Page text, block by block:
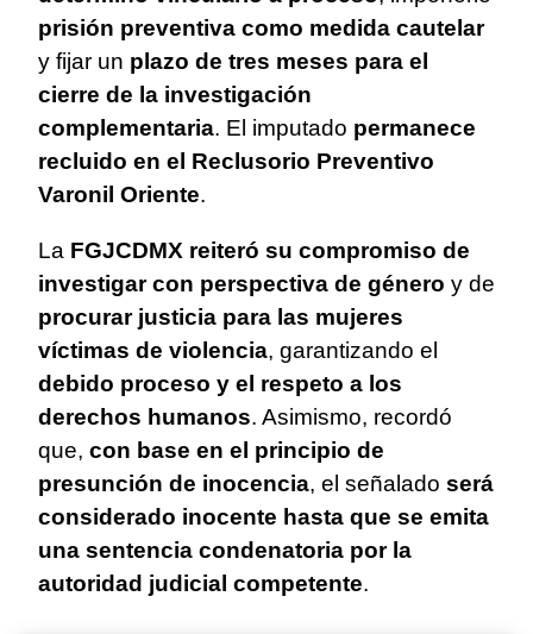
prisión preventiva como medida cautelar
y fijar un plazo de tres meses para el
cierre de la investigación
complementaria. El imputado permanece
recluido en el Reclusorio Preventivo
Varonil Oriente.
La FGJCDMX reiteró su compromiso de
investigar con perspectiva de género y de
procurar justicia para las mujeres
víctimas de violencia, garantizando el
debido proceso y el respeto a los
derechos humanos. Asimismo, recordó
que, con base en el principio de
presunción de inocencia, el señalado será
considerado inocente hasta que se emita
una sentencia condenatoria por la
autoridad judicial competente.